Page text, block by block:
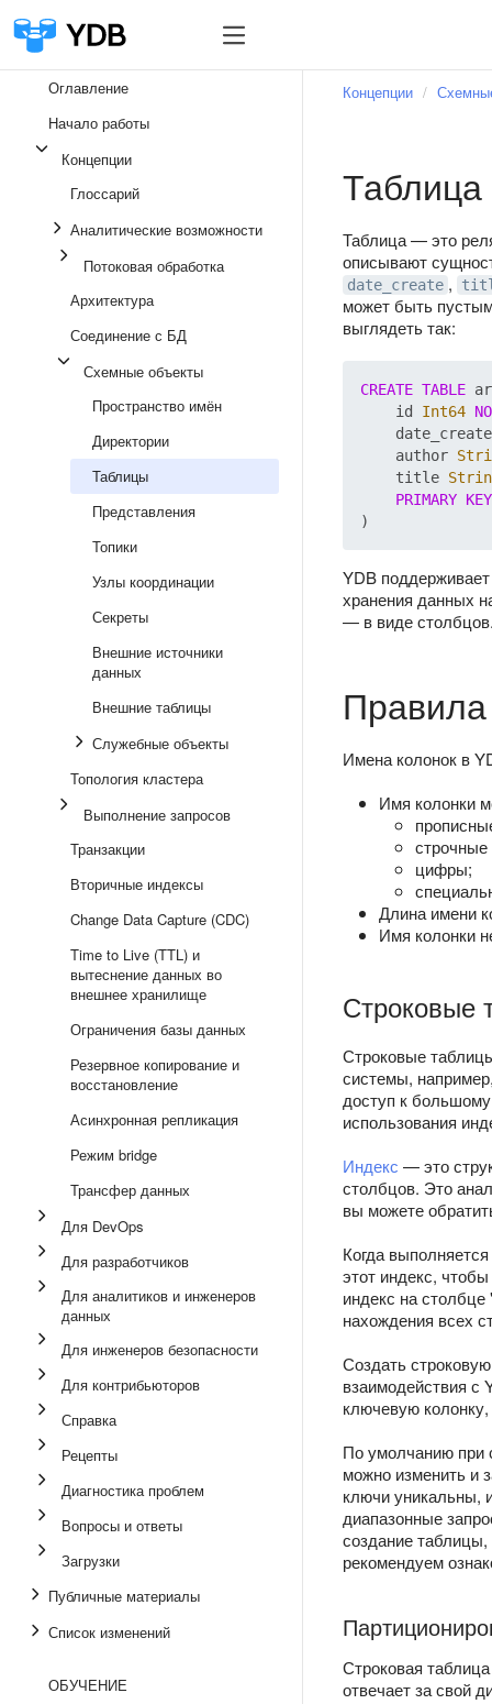
Оглавление
Начало работы
Концепции
Глоссарий
Аналитические возможности
Потоковая обработка
Архитектура
Соединение с БД
Схемные объекты
Пространство имён
Директории
Таблицы
Представления
Топики
Узлы координации
Секреты
Внешние источники
данных
Внешние таблицы
Служебные объекты
Топология кластера
Выполнение запросов
Транзакции
Вторичные индексы
Change Data Capture (CDC)
Time to Live (TTL) и
вытеснение данных во
внешнее хранилище
Ограничения базы данных
Резервное копирование и
восстановление
Асинхронная репликация
Режим bridge
Трансфер данных
Для DevOps
Для разработчиков
Для аналитиков и инженеров
данных
Для инженеров безопасности
Для контрибьюторов
Справка
Рецепты
Диагностика проблем
Вопросы и ответы
Загрузки
Публичные материалы
Список изменений
ОБУЧЕНИЕ
Концепции
Таблица
Таблица — это
описывают
date_create ,
может быть
выглядеть так:
CREATE TABLE
    id
Int64
    author
    title
PRIMARY KEY
YDB
хранения данных
— в виде
Имена колонок в
Имя колонки
цифры;
Длина имени
Имя колонки
Строковые
Строковые
системы,
доступ к
использования
Индекс — это
столбцов. Это
вы можете
Когда
этот индекс,
индекс на
нахождения всех
Создать
взаимодействия с
ключевую
По умолчанию при
можно изменить и
ключи уникальны,
диапазонные
создание
рекомендуем
Строковая
отвечает за свой